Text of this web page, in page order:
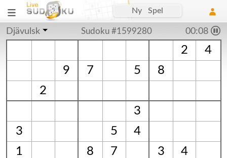
Ny Spel
Djävulsk Sudoku #1599280 00:09
2
4
9
7 5
8
2
3
3
5
4
1
8 7 3
4